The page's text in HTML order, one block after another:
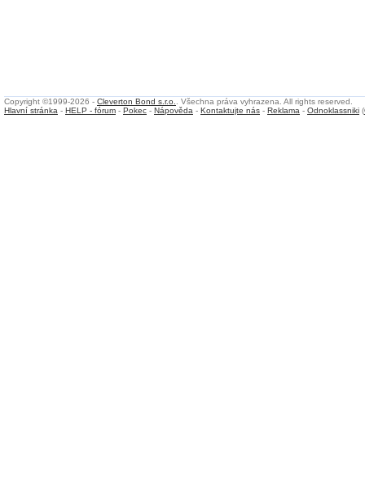
Copyright ©1999-2026 - Cleverton Bond s.r.o.
. Všechna práva vyhrazena. All rights reserved.
Hlavní stránka - HELP - fórum - Pokec - Nápověda - Kontaktujte nás - Reklama - Odnoklassniki (